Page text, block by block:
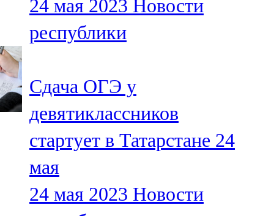
102,3 FM
Яңа чишмә
Яр Чаллы
105,5 FM
24 мая 2023 Новости
республики
Сдача ОГЭ у
девятиклассников
стартует в Татарстане 24
мая
24 мая 2023 Новости